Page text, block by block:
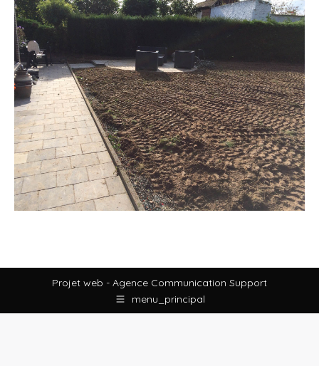
Projet web - Agence Communication Support
menu_principal